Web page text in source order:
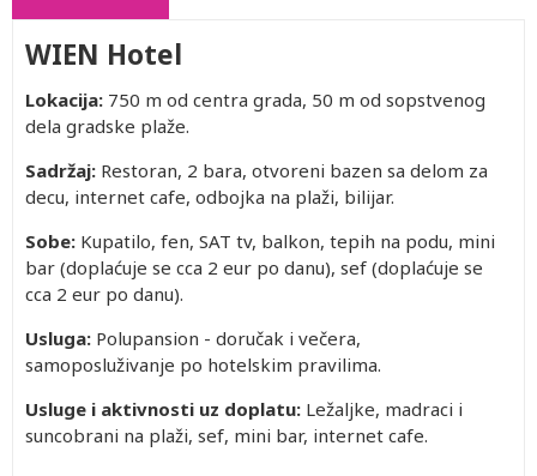
WIEN Hotel
Lokacija: 750 m od centra grada, 50 m od sopstvenog
dela gradske plaže.
Sadržaj: Restoran, 2 bara, otvoreni bazen sa delom za
decu, internet cafe, odbojka na plaži, bilijar.
Sobe: Kupatilo, fen, SAT tv, balkon, tepih na podu, mini
bar (doplaćuje se cca 2 eur po danu), sef (doplaćuje se
cca 2 eur po danu).
Usluga: Polupansion - doručak i večera,
samoposluživanje po hotelskim pravilima.
Usluge i aktivnosti uz doplatu: Ležaljke, madraci i
suncobrani na plaži, sef, mini bar, internet cafe.